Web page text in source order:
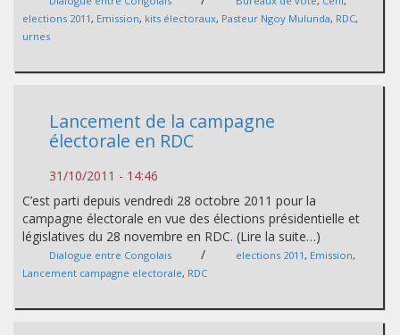
elections 2011, Emission, kits électoraux, Pasteur Ngoy Mulunda, RDC,
urnes
Lancement de la campagne
électorale en RDC
31/10/2011 - 14:46
C’est parti depuis vendredi 28 octobre 2011 pour la
campagne électorale en vue des élections présidentielle et
législatives du 28 novembre en RDC. (Lire la suite…)
Dialogue entre Congolais / elections 2011, Emission,
Lancement campagne electorale, RDC